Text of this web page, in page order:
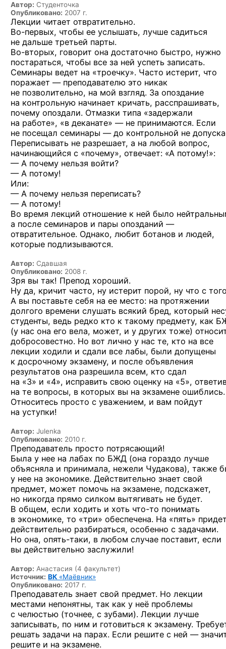
Автор: Студенточка
Опубликовано: 2007 г.
Лекции читает отвратительно.
Во-первых, чтобы ее услышать, лучше садиться
не дальше третьей парты.
Во-вторых, говорит она достаточно быстро, нужно
постараться, чтобы все за ней успеть записать.
Семинары ведет на «троечку». Часто истерит, что
поражает — преподавателю это никак
не позволительно, на мой взгляд. За опоздание
на контрольную начинает кричать, расспрашивать,
почему опоздали. Отмазки типа «задержали
на работе», «в деканате» — не принимаются. Если
не посещал семинары — до контрольной не
Переписывать не разрешает, а на любой вопрос,
начинающийся с «почему», отвечает: «А потому!»:
— А почему нельзя войти?
— А потому!
Или:
— А почему нельзя переписать?
— А потому!
Во время лекций отношение к ней было
а после семинаров и пары опозданий —
отвратительное. Однако, любит ботанов и людей,
которые подлизываются.
Автор: Сдавшая
Опубликовано: 2008 г.
Зря вы так! Препод хороший.
Ну да, кричит часто, ну истерит порой, ну что с
А вы поставьте себя на ее место: на протяжении
долгого времени слушать всякий бред, который
студенты, ведь редко кто к такому предмету, как
(у нас она его вела, может, и у других тоже)
добросовестно. Но вот лично у нас те, кто на все
лекции ходили и сдали все лабы, были допущены
к досрочному экзамену, и после объявления
результатов она разрешила всем, кто сдал
на «3» и «4», исправить свою оценку на «5»,
на те вопросы, в которых вы на экзамене ошиблись.
Относитесь просто с уважением, и вам пойдут
на уступки!
Автор: Julenka
Опубликовано: 2010 г.
Преподаватель просто потрясающий!
Была у нее на лабах по БЖД (она гораздо лучше
объясняла и принимала, нежели Чудакова), также
у нее на экономике. Действительно знает свой
предмет, может помочь на экзамене, подскажет,
но никогда прямо силком вытягивать не будет.
В общем, если ходить и хоть что-то понимать
в экономике, то «три» обеспечена. На «пять»
действительно разбираться, особенно с задачами.
Но она, опять-таки, в любом случае поставит, если
вы действительно заслужили!
Автор: Анастасия (4 факультет)
Источник: ВК «Маёвник»
Опубликовано: 2017 г.
Преподаватель знает свой предмет. Но лекции
местами непонятны, так как у неё проблемы
с челюстью (точнее, с зубами). Лекции лучше
записывать, по ним и готовиться к экзамену.
решать задачи на парах. Если решите с ней —
решите и на экзамене.